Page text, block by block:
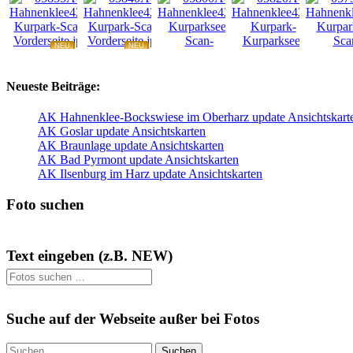
NEU
NEU
Neueste Beiträge:
AK Hahnenklee-Bockswiese im Oberharz update
AK Goslar update Ansichtskarten
AK Braunlage update Ansichtskarten
AK Bad Pyrmont update Ansichtskarten
AK Ilsenburg im Harz update Ansichtskarten
Foto suchen
Text eingeben (z.B. NEW)
Suche auf der Webseite außer bei Fotos
Suchen